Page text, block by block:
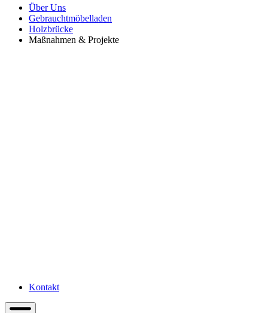
Über Uns
Gebrauchtmöbelladen
Holzbrücke
Maßnahmen & Projekte
Kontakt